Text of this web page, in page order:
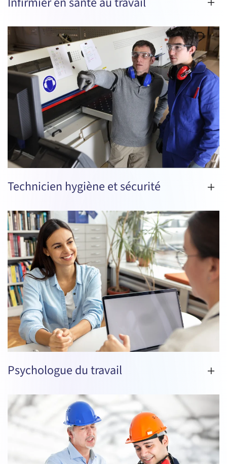
Technicien hygiène et sécurité
Psychologue du travail